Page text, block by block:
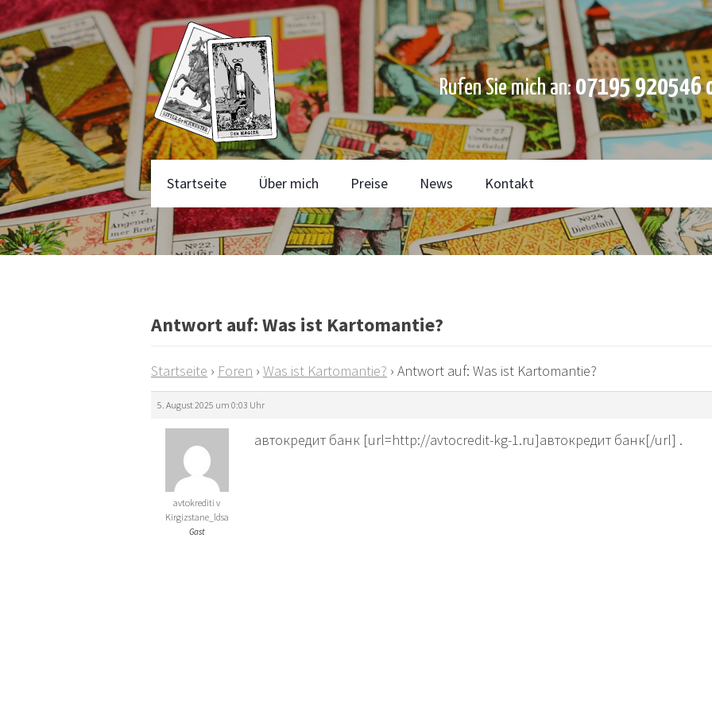
Rufen Sie mich an:07195 920546
Startseite Über mich Preise News Kontakt
Antwort auf: Was ist Kartomantie?
Startseite › Foren › Was ist Kartomantie? › Antwort auf: Was ist Kartomantie?
5. August 2025 um 0:03 Uhr
avtokrediti v
Kirgizstane_ldsa
Gast
автокредит банк [url=http://avtocredit-kg-1.ru]автокредит банк[/url] .